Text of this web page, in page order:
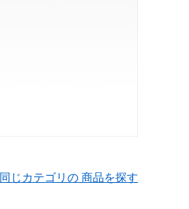
同じカテゴリの 商品を探す